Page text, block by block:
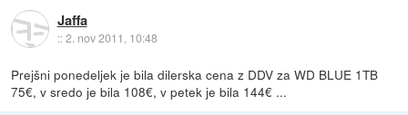
Jaffa
::2. nov 2011, 10:48
Prejšni ponedeljek je bila dilerska cena z DDV za WD BLUE 1TB
75€, v sredo je bila 108€, v petek je bila 144€ ...